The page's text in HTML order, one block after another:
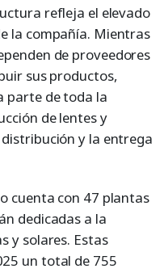
refleja el elevado
la compañía. Mientras
de proveedores
sus productos,
parte de toda la
de lentes y
y la entrega
cuenta con 47 plantas
dedicadas a la
y solares. Estas
un total de 755